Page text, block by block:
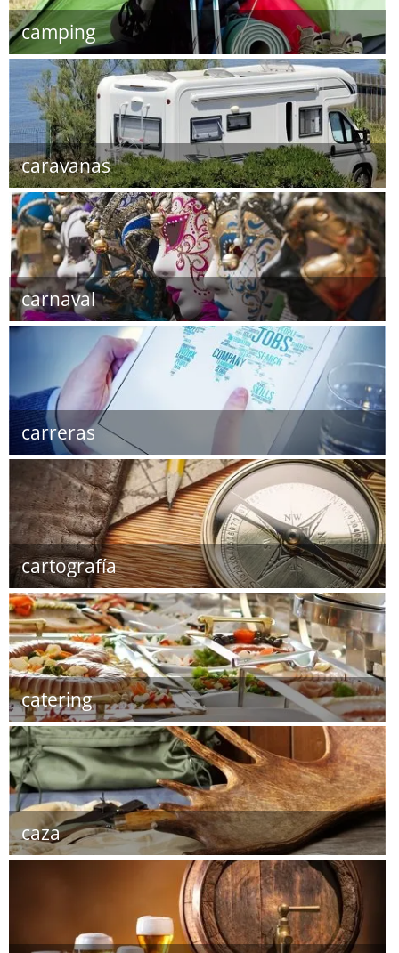
camping
caravanas
carnaval
carreras
cartografía
catering
caza